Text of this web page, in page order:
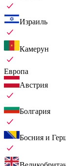
Израиль
Камерун
Европа
Австрия
Болгария
Босния и